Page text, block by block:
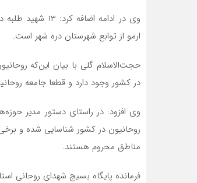
وی در ادامه
ارمو از توابع شهرستان دره شهر است.
در کشور وجود دارد و قطعا جامعه
روحانیون در کشور شناسایی شده و
مناطق محروم هستند.